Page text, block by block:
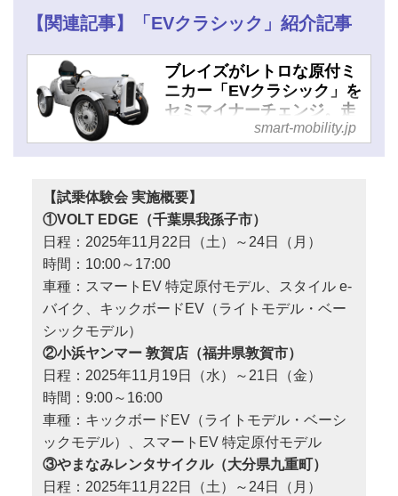
【関連記事】「EVクラシック」紹介記事
ブレイズがレトロな原付ミ
ニカー「EVクラシック」を
セミマイナーチェンジ。走
行性能、安全性、視認性が
smart-mobility.jp
【試乗体験会 実施概要】
①VOLT EDGE（千葉県我孫子市）
日程：2025年11月22日（土）～24日（月）
時間：10:00～17:00
車種：スマートEV 特定原付モデル、スタイル e-
バイク、キックボードEV（ライトモデル・ベー
シックモデル）
②小浜ヤンマー 敦賀店（福井県敦賀市）
日程：2025年11月19日（水）～21日（金）
時間：9:00～16:00
車種：キックボードEV（ライトモデル・ベーシ
ックモデル）、スマートEV 特定原付モデル
③やまなみレンタサイクル（大分県九重町）
日程：2025年11月22日（土）～24日（月）